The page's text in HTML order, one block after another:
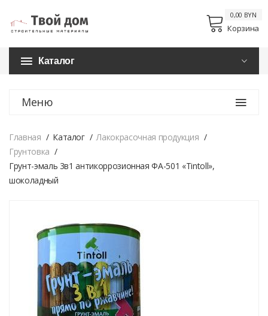
Корзина
0,00 BYN
Каталог
Меню
Главная Каталог
Лакокрасочная продукция
Грунтовка
Грунт-эмаль 3в1 антикоррозионная ФА-501 «Tintoll»,
шоколадный